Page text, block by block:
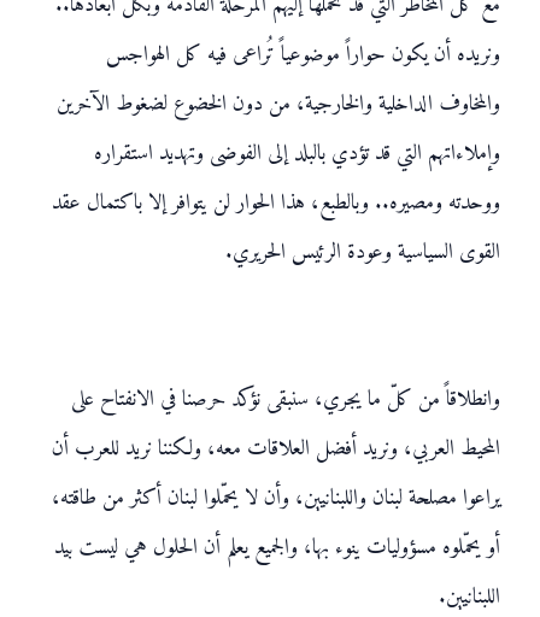
ونريده أن يكون حواراً موضوعياً تُراعى فيه كل الهواجس
والمخاوف الداخلية والخارجية، من دون الخضوع لضغوط الآخرين
وإملاءاتهم التي قد تؤدي بالبلد إلى الفوضى وتهديد استقراره
ووحدته ومصيره.. وبالطبع، هذا الحوار لن يتوافر إلا باكتمال عقد
القوى السياسية وعودة الرئيس الحريري.
وانطلاقاً من كلّ ما يجري، سنبقى نؤكد حرصنا في الانفتاح على
المحيط العربي، ونريد أفضل العلاقات معه، ولكننا نريد للعرب أن
يراعوا مصلحة لبنان واللبنانيين، وأن لا يحمّلوا لبنان أكثر من طاقته،
أو يحمّلوه مسؤوليات ينوء بها، والجميع يعلم أن الحلول هي ليست بيد
اللبنانيين.